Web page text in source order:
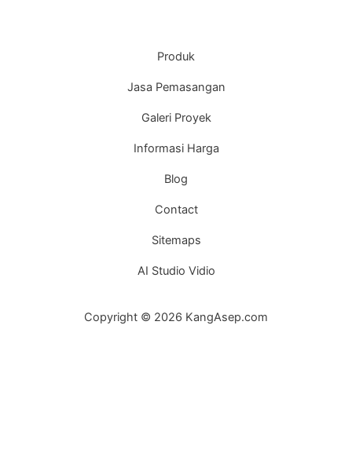
Produk
Jasa Pemasangan
Galeri Proyek
Informasi Harga
Blog
Contact
Sitemaps
AI Studio Vidio
Copyright © 2026 KangAsep.com